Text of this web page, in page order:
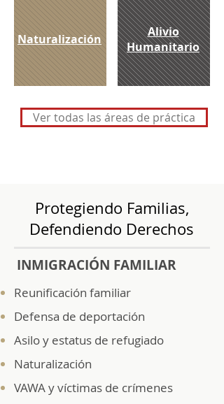
Naturalización
Alivio
Humanitario
Ver todas las áreas de práctica
Protegiendo Familias,
Defendiendo Derechos
INMIGRACIÓN FAMILIAR
Reunificación familiar
Defensa de deportación
Asilo y estatus de refugiado
Naturalización
VAWA y víctimas de crímenes